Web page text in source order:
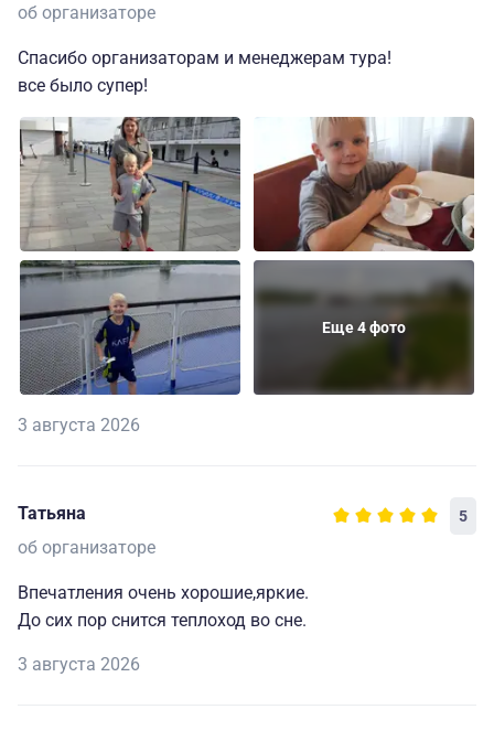
об организаторе
Спасибо организаторам и менеджерам тура!
все было супер!
Еще 4 фото
3 августа 2026
Татьяна 5
об организаторе
Впечатления очень хорошие,яркие.
До сих пор снится теплоход во сне.
3 августа 2026